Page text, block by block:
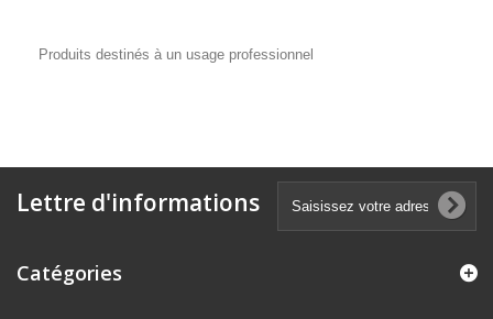
Produits destinés à un usage professionnel
Lettre d'informations
Catégories